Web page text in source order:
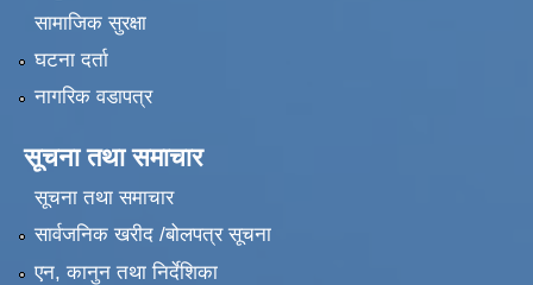
सामाजिक सुरक्षा
घटना दर्ता
नागरिक वडापत्र
सूचना तथा समाचार
सूचना तथा समाचार
सार्वजनिक खरीद /बोलपत्र सूचना
एन, कानुन तथा निर्देशिका